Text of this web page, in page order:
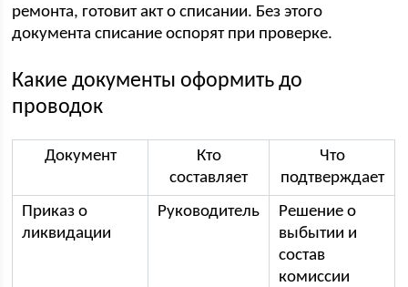
ремонта, готовит акт о списании. Без этого
документа списание оспорят при проверке.
Какие документы оформить до
проводок
Документ
Кто
составляет
Что
подтверждает
Приказ о
ликвидации
Руководитель
Решение о
выбытии и
состав
комиссии